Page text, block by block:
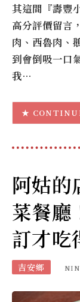
其這間『壽豐
高分評價留言
肉、西魯肉、
到會倒吸一口
我…
阿姑的
菜餐廳
訂才吃
吉安鄉